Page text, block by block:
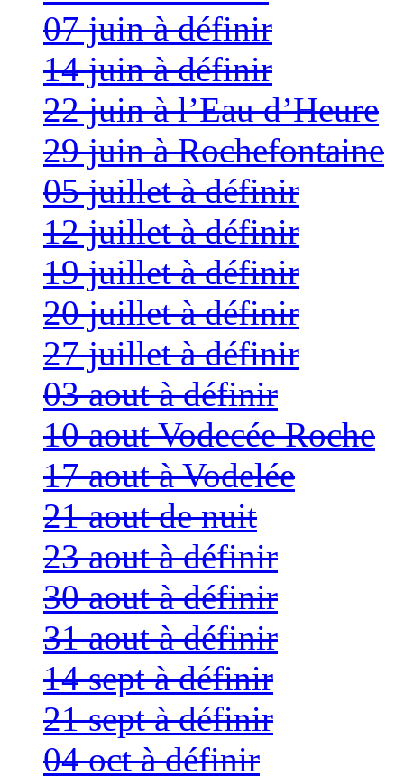
07 juin à définir
14 juin à définir
22 juin à l’Eau d’Heure
29 juin à Rochefontaine
05 juillet à définir
12 juillet à définir
19 juillet à définir
20 juillet à définir
27 juillet à définir
03 aout à définir
10 aout Vodecée Roche
17 aout à Vodelée
21 aout de nuit
23 aout à définir
30 aout à définir
31 aout à définir
14 sept à définir
21 sept à définir
04 oct à définir